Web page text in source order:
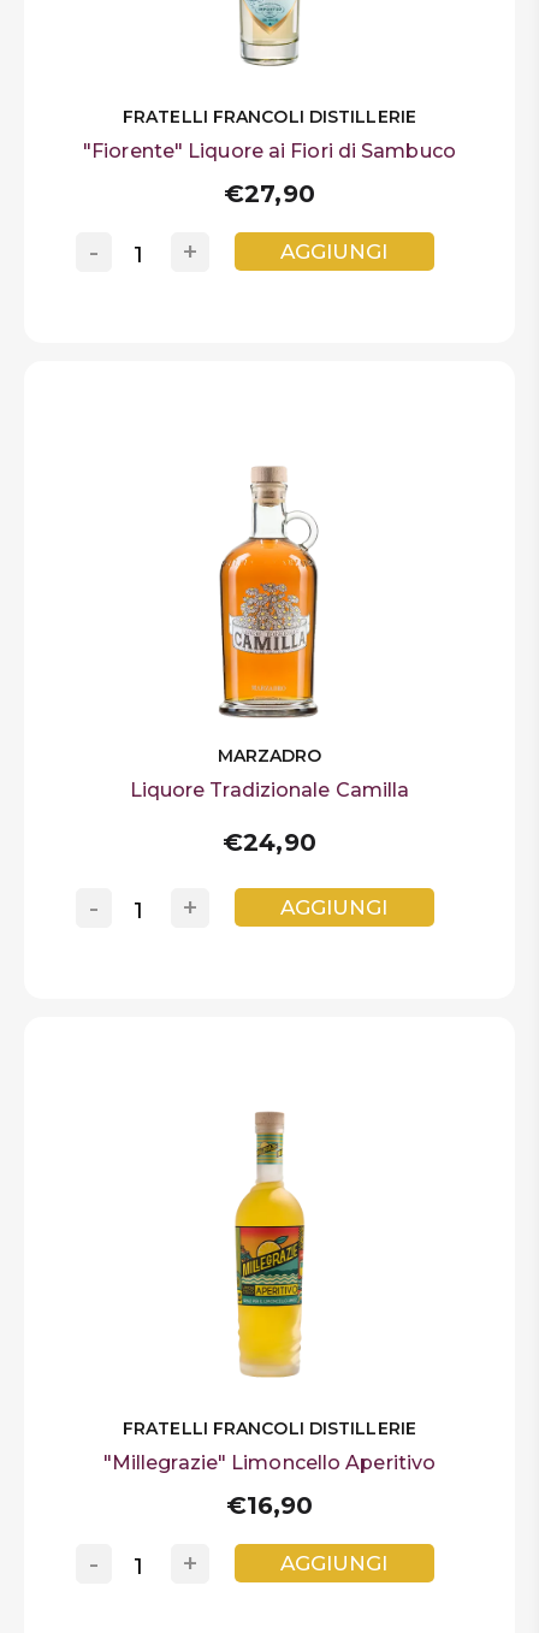
FRATELLI FRANCOLI DISTILLERIE
"Fiorente" Liquore ai Fiori di Sambuco
€27,90
+
- AGGIUNGI
MARZADRO
Liquore Tradizionale Camilla
€24,90
+
- AGGIUNGI
FRATELLI FRANCOLI DISTILLERIE
"Millegrazie" Limoncello Aperitivo
€16,90
+
- AGGIUNGI